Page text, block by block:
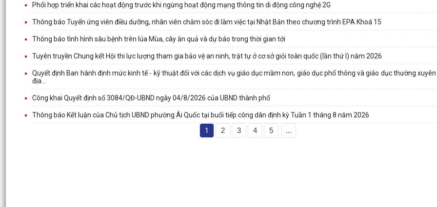
Phối hợp triển khai các hoạt động trước khi ngừng hoạt động mạng thông tin di động công nghệ 2G
Thông báo Tuyển ứng viên điều dưỡng, nhân viên chăm sóc đi làm việc tại Nhật Bản theo chương trình EPA Khoá 15
Thông báo tình hình sâu bệnh trên lúa Mùa, cây ăn quả và dự báo trong thời gian tới
Tuyên truyền Chung kết Hội thi lực lượng tham gia bảo vệ an ninh, trật tự ở cơ sở giỏi toàn quốc (lần thứ I) năm 2026
Quyết định Ban hành định mức kinh tế - kỹ thuật đối với các dịch vụ giáo dục mầm non, giáo dục phổ thông và giáo dục thường
địa...
Công khai Quyết định số 3084/QĐ-UBND ngày 04/8/2026 của UBND thành phố
Thông báo Kết luận của Chủ tịch UBND phường Ái Quốc tại buổi tiếp công dân định kỳ Tuần 1 tháng 8 năm 2026
1 2 3 4 5 ...